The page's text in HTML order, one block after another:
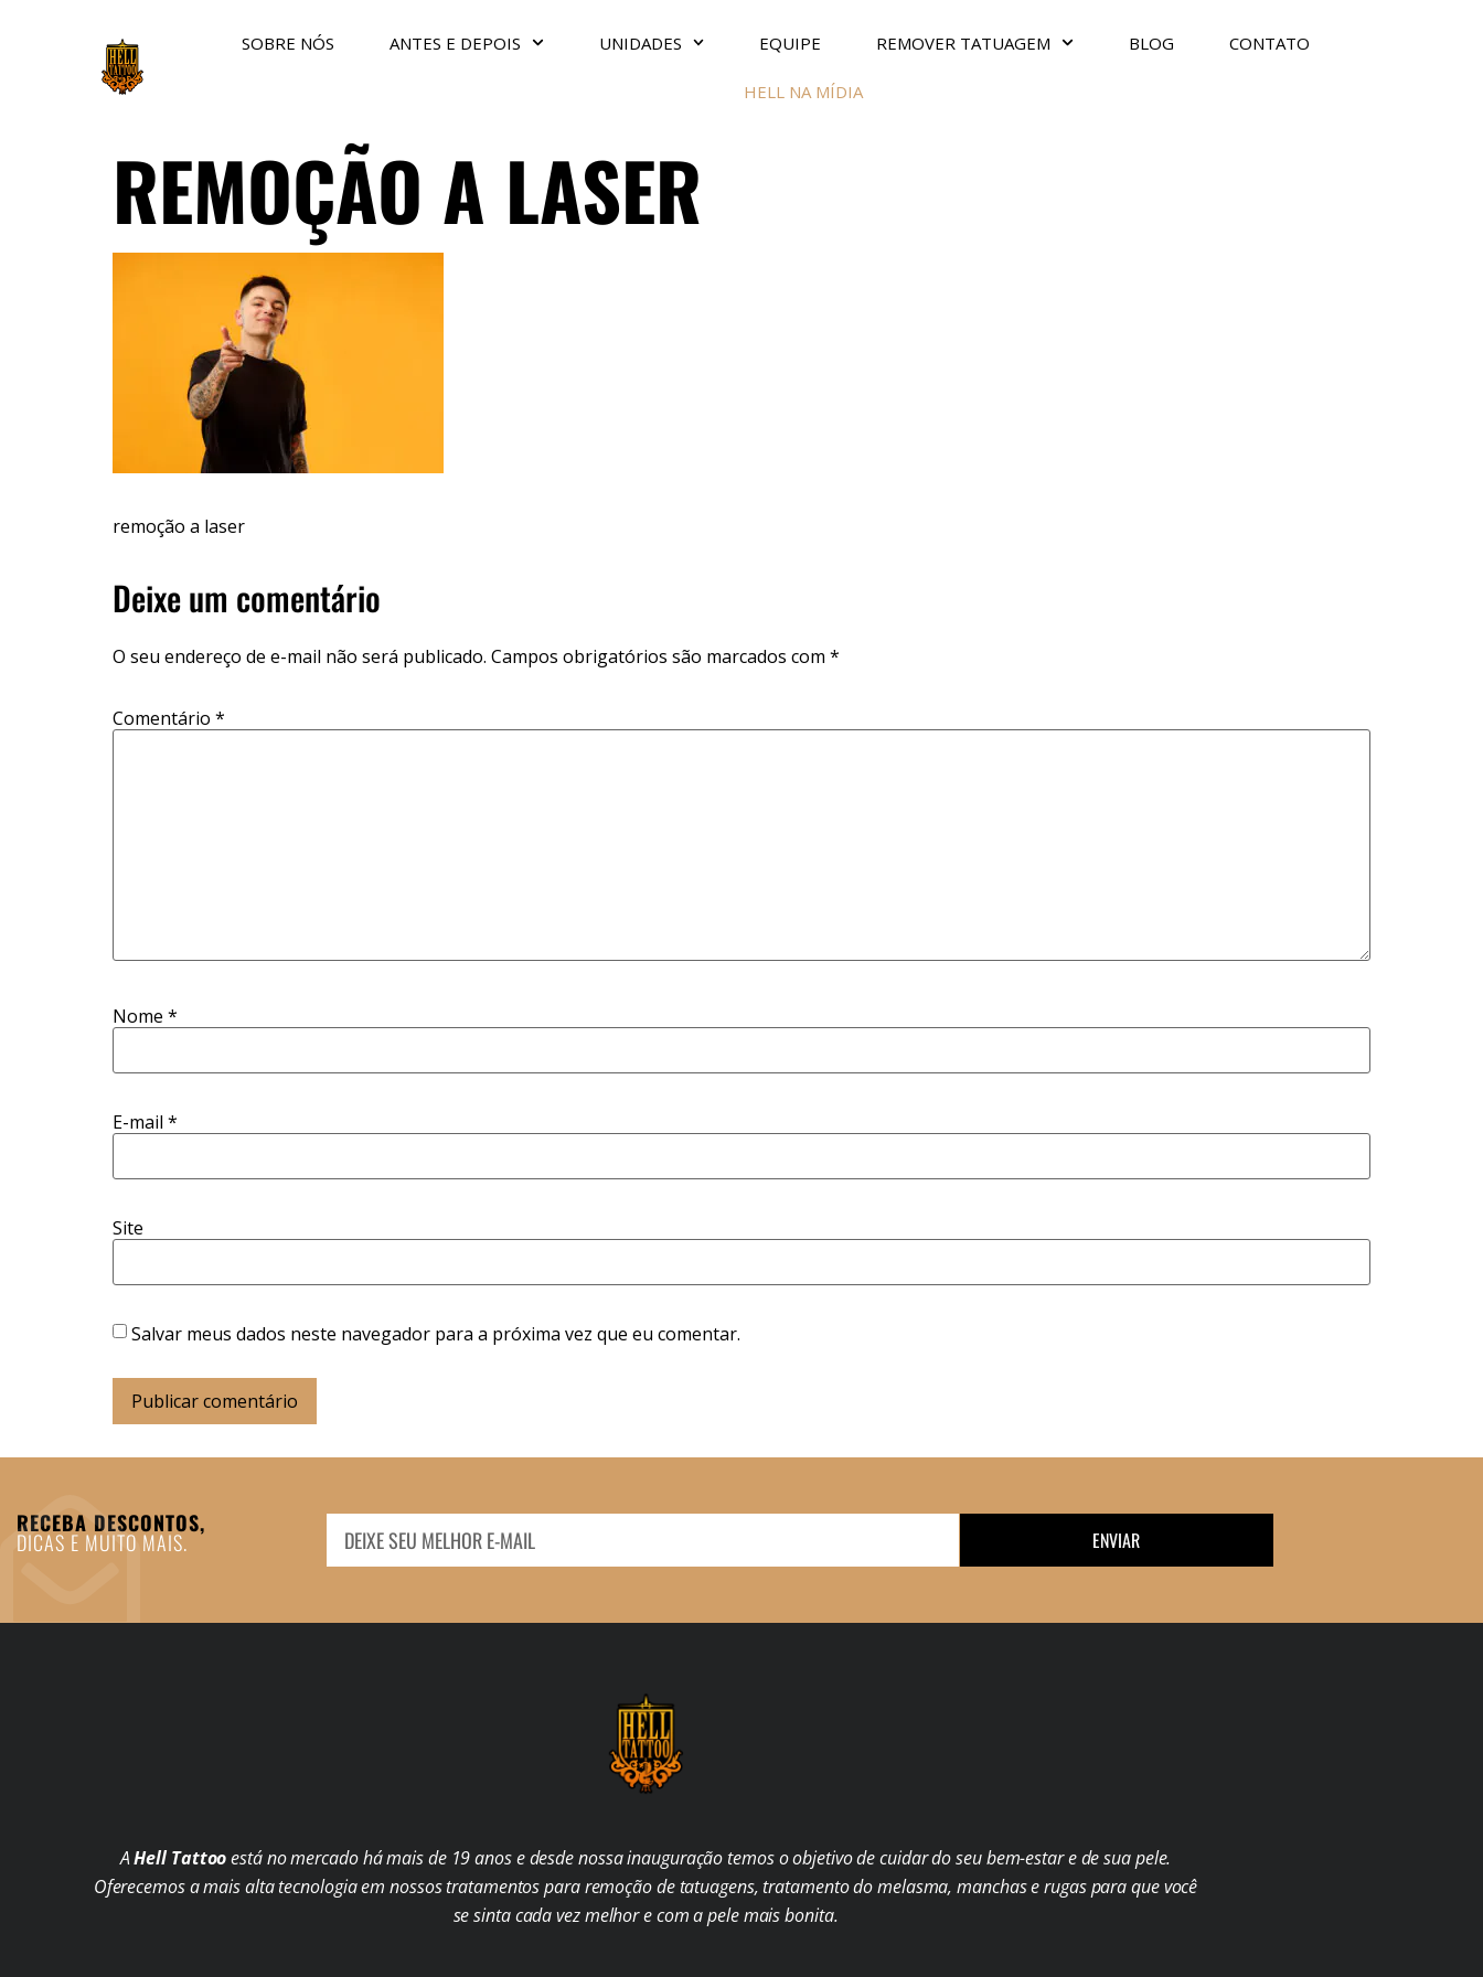
SOBRE NÓS ANTES E DEPOIS UNIDADES EQUIPE REMOVER TATUAGEM BLOG CONTATO
HELL NA MÍDIA
REMOÇÃO A LASER
remoção a laser
Deixe um comentário
O seu endereço de e-mail não será publicado. Campos obrigatórios são marcados com *
Comentário *
Nome *
E-mail *
Site
Salvar meus dados neste navegador para a próxima vez que eu comentar.
RECEBA DESCONTOS,
DICAS E MUITO MAIS. ENVIAR
AHell Tattooestá no mercado há mais de 19 anos e desde nossa inauguração temos o objetivo de cuidar do seu bem-estar e de sua pele.
Oferecemos a mais alta tecnologia em nossos tratamentos para remoção de tatuagens, tratamento do melasma, manchas e rugas para que você
se sinta cada vez melhor e com a pele mais bonita.